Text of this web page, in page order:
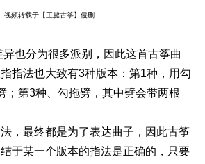
视频转载于【王腱古筝】侵删
也分为很多派别，因此这首古筝曲
指指法也大致有3种版本：第1种，用勾
；第3种、勾拖劈，其中劈会带两根
最终都是为了表达曲子，因此古筝
于某一个版本的指法是正确的，只要